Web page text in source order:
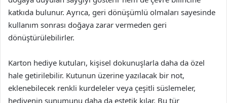
katkıda bulunur. Ayrıca, geri dönüşümlü olmaları sayesinde
kullanım sonrası doğaya zarar vermeden geri
dönüştürülebilirler.
Karton hediye kutuları, kişisel dokunuşlarla daha da özel
hale getirilebilir. Kutunun üzerine yazılacak bir not,
eklenebilecek renkli kurdeleler veya çeşitli süslemeler,
hediyenin sunumunu daha da estetik kılar. Bu tür